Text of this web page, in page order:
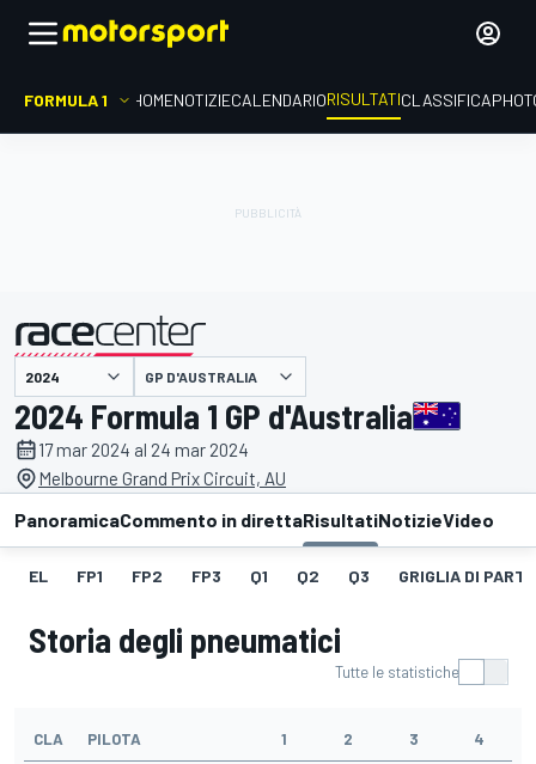
FORMULA 1 HOMENOTIZIECALENDARIORISULTATICLASSIFICA
presentato da GP D'AUSTRALIA
2024 Formula 1 GP d'Australia
17 mar 2024 al 24 mar 2024
Melbourne Grand Prix Circuit, AU
PanoramicaCommento in direttaRisultatiNotizieVideo
EL FP1 FP2 FP3 Q1 Q2 Q3 GRIGLIA DI
Storia degli pneumatici
Tutte le statistiche
CLA PILOTA 1 2 3 4